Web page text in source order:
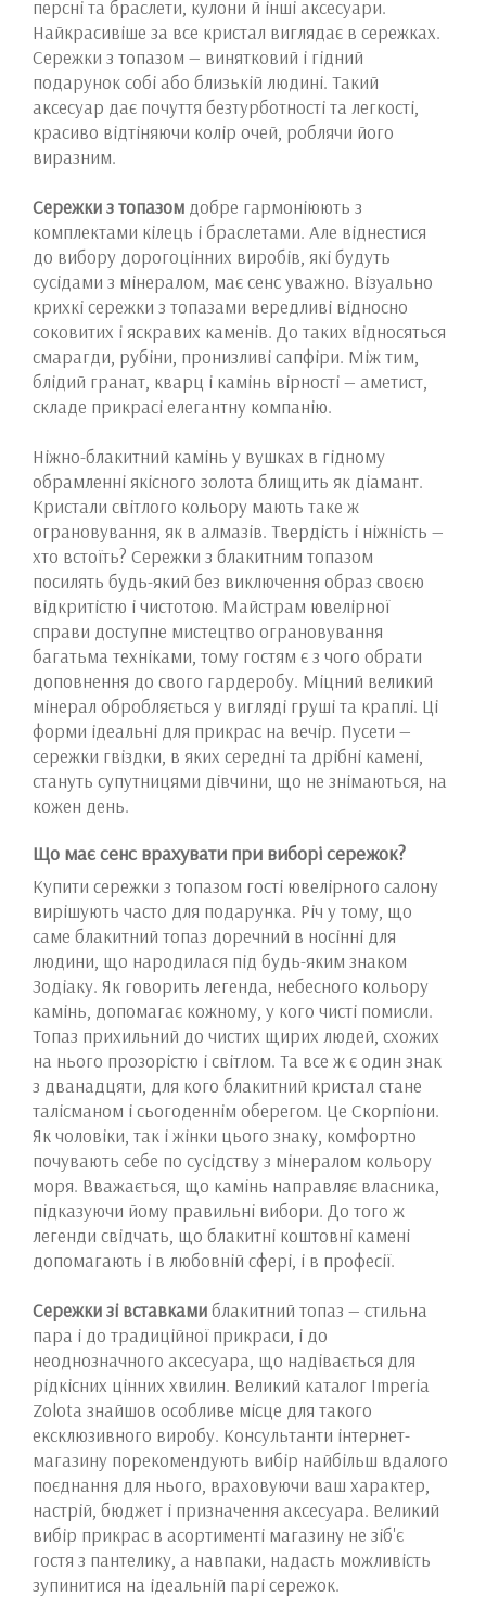
персні та браслети, кулони й інші аксесуари.
Найкрасивіше за все кристал виглядає в сережках.
Сережки з топазом — винятковий і гідний
подарунок собі або близькій людині. Такий
аксесуар дає почуття безтурботності та легкості,
красиво відтіняючи колір очей, роблячи його
виразним.
Сережки з топазом добре гармоніюють з
комплектами кілець і браслетами. Але віднестися
до вибору дорогоцінних виробів, які будуть
сусідами з мінералом, має сенс уважно. Візуально
крихкі сережки з топазами вередливі відносно
соковитих і яскравих каменів. До таких відносяться
смарагди, рубіни, пронизливі сапфіри. Між тим,
блідий гранат, кварц і камінь вірності — аметист,
складе прикрасі елегантну компанію.
Ніжно-блакитний камінь у вушках в гідному
обрамленні якісного золота блищить як діамант.
Кристали світлого кольору мають таке ж
ограновування, як в алмазів. Твердість і ніжність —
хто встоїть? Сережки з блакитним топазом
посилять будь-який без виключення образ своєю
відкритістю і чистотою. Майстрам ювелірної
справи доступне мистецтво ограновування
багатьма техніками, тому гостям є з чого обрати
доповнення до свого гардеробу. Міцний великий
мінерал обробляється у вигляді груші та краплі. Ці
форми ідеальні для прикрас на вечір. Пусети —
сережки гвіздки, в яких середні та дрібні камені,
стануть супутницями дівчини, що не знімаються, на
кожен день.
Що має сенс врахувати при виборі сережок?
Купити сережки з топазом гості ювелірного салону
вирішують часто для подарунка. Річ у тому, що
саме блакитний топаз доречний в носінні для
людини, що народилася під будь-яким знаком
Зодіаку. Як говорить легенда, небесного кольору
камінь, допомагає кожному, у кого чисті помисли.
Топаз прихильний до чистих щирих людей, схожих
на нього прозорістю і світлом. Та все ж є один знак
з дванадцяти, для кого блакитний кристал стане
талісманом і сьогоденнім оберегом. Це Скорпіони.
Як чоловіки, так і жінки цього знаку, комфортно
почувають себе по сусідству з мінералом кольору
моря. Вважається, що камінь направляє власника,
підказуючи йому правильні вибори. До того ж
легенди свідчать, що блакитні коштовні камені
допомагають і в любовній сфері, і в професії.
Сережки зі вставкамиблакитний топаз — стильна
пара і до традиційної прикраси, і до
неоднозначного аксесуара, що надівається для
рідкісних цінних хвилин. Великий каталог Imperia
Zolota знайшов особливе місце для такого
ексклюзивного виробу. Консультанти інтернет-
магазину порекомендують вибір найбільш вдалого
поєднання для нього, враховуючи ваш характер,
настрій, бюджет і призначення аксесуара. Великий
вибір прикрас в асортименті магазину не зіб'є
гостя з пантелику, а навпаки, надасть можливість
зупинитися на ідеальній парі сережок.